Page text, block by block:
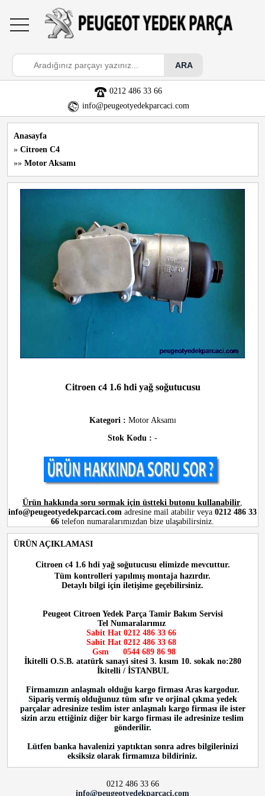
toggle
navigation
0212 486 33 66
info@peugeotyedekparcaci.com
Anasayfa
» Citroen C4
»» Motor Aksamı
Citroen c4 1.6 hdi yağ soğutucusu
Kategori : Motor Aksamı
Stok Kodu : -
Ürün hakkında soru sormak için üstteki butonu kullanabilir
info@peugeotyedekparcaci.com adresine mail atabilir veya 0212 486 33
66 telefon numaralarımızdan bize ulaşabilirsiniz.
ÜRÜN AÇIKLAMASI
Citroen c4 1.6 hdi yağ soğutucusu elimizde mevcuttur.
Tüm kontrolleri yapılmış montaja hazırdır.
Detaylı bilgi için iletişime geçebilirsiniz.
Peugeot Citroen Yedek Parça Tamir Bakım Servisi
Tel Numaralarımız
Sabit Hat 0212 486 33 66
Sabit Hat 0212 486 33 68
Gsm 0544 689 86 98
İkitelli O.S.B. atatürk sanayi sitesi 3. kısım 10. sokak no:280
İkitelli / İSTANBUL
Firmamızın anlaşmalı olduğu kargo firması Aras kargodur.
Sipariş vermiş olduğunuz tüm sıfır ve orjinal çıkma yedek
parçalar adresinize teslim ister anlaşmalı kargo firması ile ister
sizin arzu ettiğiniz diğer bir kargo firması ile adresinize teslim
gönderilir.
Lütfen banka havalenizi yaptıktan sonra adres bilgilerinizi
eksiksiz olarak firmamıza bildiriniz.
0212 486 33 66
info@peugeotyedekparcaci.com